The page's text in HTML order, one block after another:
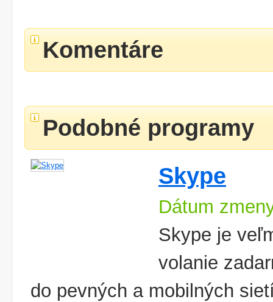
Komentáre
Podobné programy
Skype
Dátum
Skype je
volanie
do pevných a mobilných